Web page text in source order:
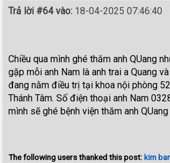
Trả lời #64 vào: 18-04-2025 07:46:40
Chiều qua mình ghé thăm anh QUang
gặp mỗi anh Nam là anh trai a Quang
đang nằm điều trị tại khoa nội phòng
Thánh Tâm. Số điện thoại anh Nam
mình sẽ ghé bệnh viện thăm anh QUang
The following users thanked this post: kim